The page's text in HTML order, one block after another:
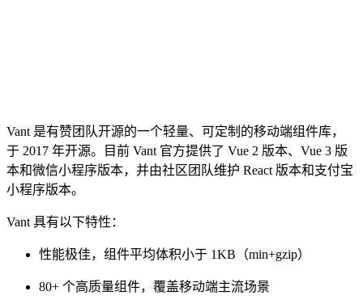
Vant 是有赞团队开源的一个轻量、可定制的移动端组件库，
于 2017 年开源。目前 Vant 官方提供了 Vue 2 版本、Vue 3 版
本和微信小程序版本，并由社区团队维护 React 版本和支付宝
小程序版本。
Vant 具有以下特性：
性能极佳，组件平均体积小于 1KB（min+gzip）
80+ 个高质量组件，覆盖移动端主流场景